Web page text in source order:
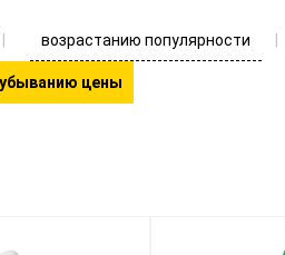
возрастанию популярности
убыванию цены